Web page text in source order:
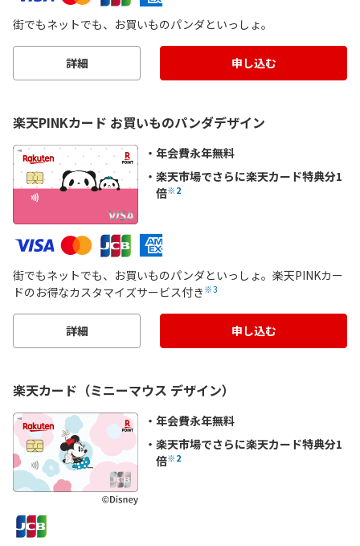
街でもネットでも、お買いものパンダといっしょ。
詳細 申し込む
楽天PINKカード お買いものパンダデザイン
年会費永年無料
楽天市場でさらに楽天カード特典分1
倍※2
街でもネットでも、お買いものパンダといっしょ。楽天PINKカー
ドのお得なカスタマイズサービス付き ※3
詳細 申し込む
楽天カード（ミニーマウス デザイン）
年会費永年無料
楽天市場でさらに楽天カード特典分1
倍※2